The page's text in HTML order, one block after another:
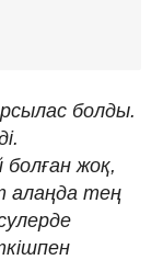
болды.
болған жоқ,
алаңда тең